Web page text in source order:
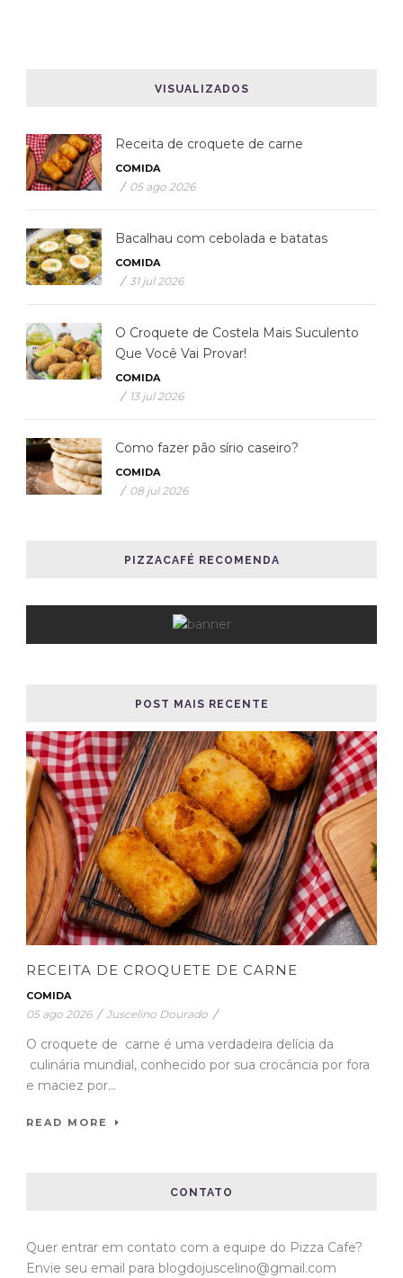
VISUALIZADOS
Receita de croquete de carne
COMIDA
/ 05 ago 2026
Bacalhau com cebolada e batatas
COMIDA
/ 31 jul 2026
O Croquete de Costela Mais Suculento
Que Você Vai Provar!
COMIDA
/ 13 jul 2026
Como fazer pão sírio caseiro?
COMIDA
/ 08 jul 2026
PIZZACAFÉ RECOMENDA
POST MAIS RECENTE
RECEITA DE CROQUETE DE CARNE
COMIDA
05 ago 2026 / Juscelino Dourado /
O croquete de carne é uma verdadeira delícia da
culinária mundial, conhecido por sua crocância por fora
e maciez por...
READ MORE
CONTATO
Quer entrar em contato com a equipe do Pizza Cafe?
Envie seu email para blogdojuscelino@gmail.com